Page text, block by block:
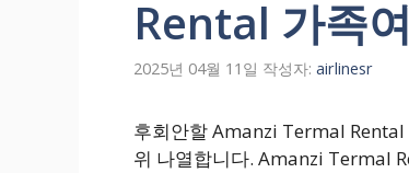
Rental 가족
2025년 04월 11일 작성자: airlinesr
후회안할 Amanzi Termal Rental
위 나열합니다. Amanzi Termal